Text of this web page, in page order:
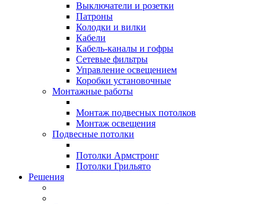
Выключатели и розетки
Патроны
Колодки и вилки
Кабели
Кабель-каналы и гофры
Сетевые фильтры
Управление освещением
Коробки установочные
Монтажные работы
Монтаж подвесных потолков
Монтаж освещения
Подвесные потолки
Потолки Армстронг
Потолки Грильято
Решения